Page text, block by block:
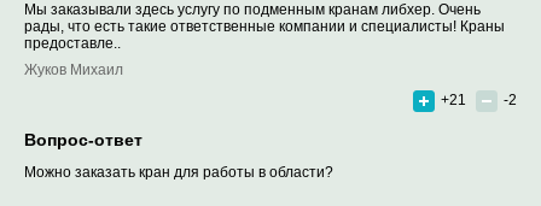
Мы заказывали здесь услугу по подменным кранам либхер. Очень
рады, что есть такие ответственные компании и специалисты! Краны
предоставле..
Жуков Михаил
+21
-2
Вопрос-ответ
Можно заказать кран для работы в области?